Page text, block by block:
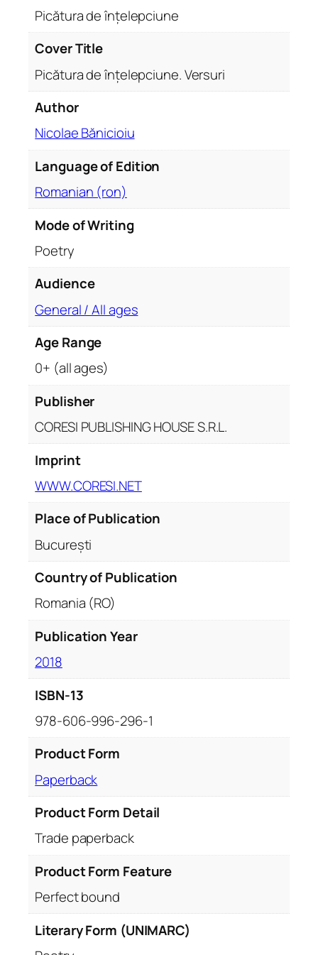
p
V
s
n
t
Picătura de înțelepciune
Cover Title
Picătura de înțelepciune. Versuri
Author
Nicolae Bănicioiu
Language of Edition
Romanian (ron)
Mode of Writing
Poetry
Audience
General / All ages
Age Range
0+ (all ages)
Publisher
CORESI PUBLISHING HOUSE S.R.L.
Imprint
WWW.CORESI.NET
Place of Publication
București
Country of Publication
Romania (RO)
Publication Year
2018
ISBN-13
978-606-996-296-1
Product Form
Paperback
Product Form Detail
Trade paperback
Product Form Feature
Perfect bound
Literary Form (UNIMARC)